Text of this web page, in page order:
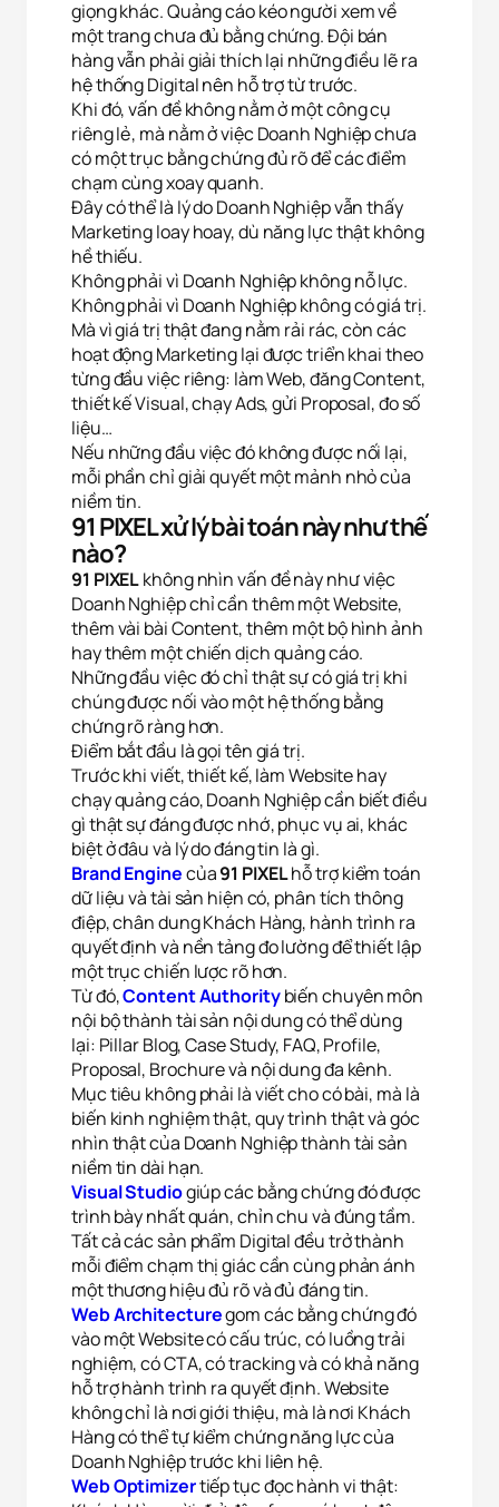
giọng khác. Quảng cáo kéo người xem về
một trang chưa đủ bằng chứng. Đội bán
hàng vẫn phải giải thích lại những điều lẽ ra
hệ thống Digital nên hỗ trợ từ trước.
Khi đó, vấn đề không nằm ở một công cụ
riêng lẻ, mà nằm ở việc Doanh Nghiệp chưa
có một trục bằng chứng đủ rõ để các điểm
chạm cùng xoay quanh.
Đây có thể là lý do Doanh Nghiệp vẫn thấy
Marketing loay hoay, dù năng lực thật không
hề thiếu.
Không phải vì Doanh Nghiệp không nỗ lực.
Không phải vì Doanh Nghiệp không có giá trị.
Mà vì giá trị thật đang nằm rải rác, còn các
hoạt động Marketing lại được triển khai theo
từng đầu việc riêng: làm Web, đăng Content,
thiết kế Visual, chạy Ads, gửi Proposal, đo số
liệu…
Nếu những đầu việc đó không được nối lại,
mỗi phần chỉ giải quyết một mảnh nhỏ của
niềm tin.
91 PIXEL xử lý bài toán này như thế
nào?
91 PIXELkhông nhìn vấn đề này như việc
Doanh Nghiệp chỉ cần thêm một Website,
thêm vài bài Content, thêm một bộ hình ảnh
hay thêm một chiến dịch quảng cáo.
Những đầu việc đó chỉ thật sự có giá trị khi
chúng được nối vào một hệ thống bằng
chứng rõ ràng hơn.
Điểm bắt đầu là gọi tên giá trị.
Trước khi viết, thiết kế, làm Website hay
chạy quảng cáo, Doanh Nghiệp cần biết điều
gì thật sự đáng được nhớ, phục vụ ai, khác
biệt ở đâu và lý do đáng tin là gì.
Brand Enginecủa91 PIXELhỗ trợ kiểm toán
dữ liệu và tài sản hiện có, phân tích thông
điệp, chân dung Khách Hàng, hành trình ra
quyết định và nền tảng đo lường để thiết lập
một trục chiến lược rõ hơn.
Từ đó,Content Authoritybiến chuyên môn
nội bộ thành tài sản nội dung có thể dùng
lại: Pillar Blog, Case Study, FAQ, Profile,
Proposal, Brochure và nội dung đa kênh.
Mục tiêu không phải là viết cho có bài, mà là
biến kinh nghiệm thật, quy trình thật và góc
nhìn thật của Doanh Nghiệp thành tài sản
niềm tin dài hạn.
Visual Studiogiúp các bằng chứng đó được
trình bày nhất quán, chỉn chu và đúng tầm.
Tất cả các sản phẩm Digital đều trở thành
mỗi điểm chạm thị giác cần cùng phản ánh
một thương hiệu đủ rõ và đủ đáng tin.
Web Architecturegom các bằng chứng đó
vào một Website có cấu trúc, có luồng trải
nghiệm, có CTA, có tracking và có khả năng
hỗ trợ hành trình ra quyết định. Website
không chỉ là nơi giới thiệu, mà là nơi Khách
Hàng có thể tự kiểm chứng năng lực của
Doanh Nghiệp trước khi liên hệ.
Web Optimizertiếp tục đọc hành vi thật:
Cài đặt Cookie
Cần thiết (Necessary)
Luôn bật
Giúp website hoạt động ổn định và bảo mật. Không thu thập dữ
liệu cá nhân.